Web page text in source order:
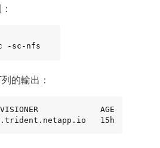
-sc-nfs
的輸出：
AGE
15h